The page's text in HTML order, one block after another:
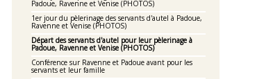
Padoue, Ravenne et Venise (PHOTOS)
1er jour du pèlerinage des servants d'autel à Padoue,
Ravenne et Venise (PHOTOS)
Départ des servants d'autel pour leur pèlerinage à
Padoue, Ravenne et Venise (PHOTOS)
Conférence sur Ravenne et Padoue avant pour les
servants et leur famille